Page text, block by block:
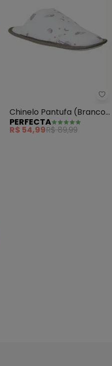
- Chinelo Pantufa
Chinelo Pantufa (Branco)
com Solado
Antiderrapante
PERFECTA
R$ 54,99R$ 89,99
- Chinelo Pantufa